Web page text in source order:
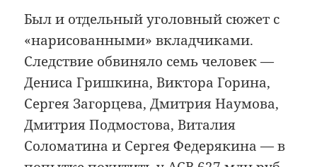
Был и отдельный уголовный сюжет с
«нарисованными» вкладчиками.
Следствие обвиняло семь человек —
Дениса Гришкина, Виктора Горина,
Сергея Загорцева, Дмитрия Наумова,
Дмитрия Подмостова, Виталия
Соломатина и Сергея Федерякина — в